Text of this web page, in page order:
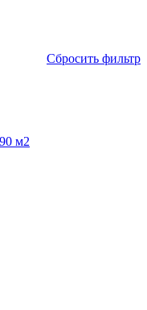
Сбросить фильтр